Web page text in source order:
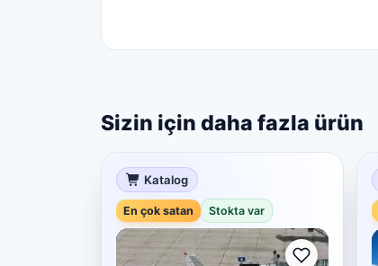
Sizin için daha fazla ürün
Katalog
En çok satan Stokta var